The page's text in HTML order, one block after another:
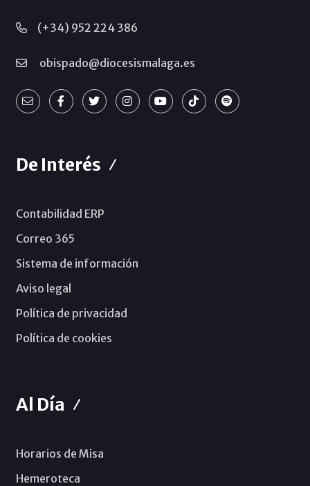
(+34) 952 224 386
obispado@diocesismalaga.es
De Interés
Contabilidad ERP
Correo 365
Sistema de información
Aviso legal
Política de privacidad
Política de cookies
Al Día
Horarios de Misa
Hemeroteca